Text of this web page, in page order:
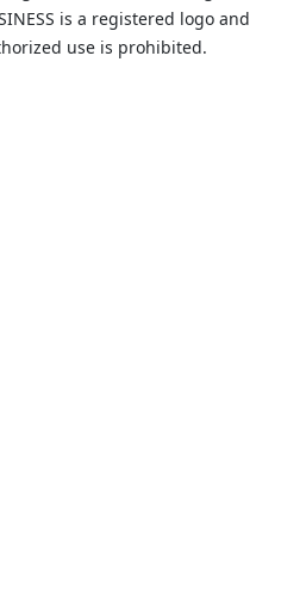
is a registered logo and
use is prohibited.